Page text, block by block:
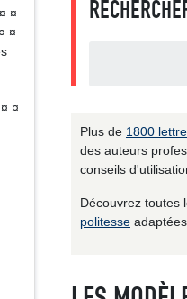
¤
¤
¤
Plus de 1800
des auteurs
conseils
Découvrez toutes
politesse